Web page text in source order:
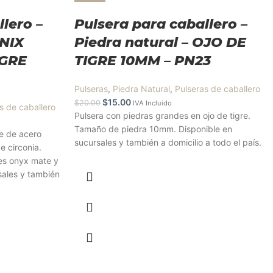
–
de caballero
de acero
circonia.
onyx mate y
y también
Pulsera para caballero –
Piedra natural – OJO DE
TIGRE 10MM – PN23
Pulseras, Piedra Natural, Pulseras de caballero
$20.00 $15.00 IVA Incluido
Pulsera con piedras grandes en ojo de tigre.
Tamaño de piedra 10mm. Disponible en
sucursales y también a domicilio a todo el país.